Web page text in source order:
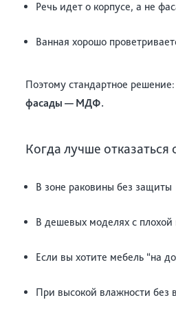
Речь идет о корпусе, а не
Ванная хорошо
Поэтому стандартное решение:
фасады — МДФ.
Когда лучше
В зоне раковины без защиты
В дешевых моделях с плохой
Если вы хотите мебель “на
При высокой влажности без